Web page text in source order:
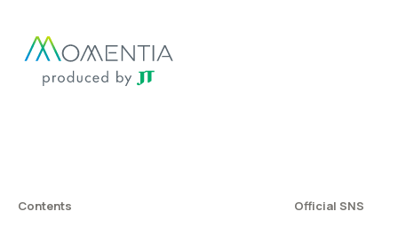
Contents Official SNS